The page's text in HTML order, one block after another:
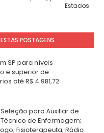
Estados
POSTAGENS
SP para níveis
e superior de
até R$ 4.981,72
Seleção para Auxiliar de
de Enfermagem;
Fisioterapeuta; Rádio